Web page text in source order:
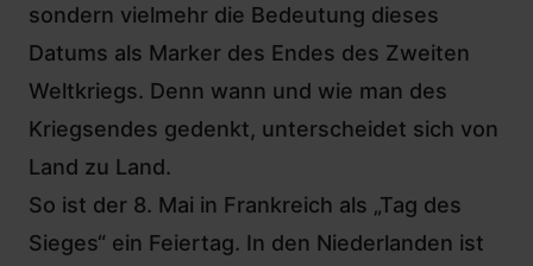
sondern vielmehr die Bedeutung dieses
Datums als Marker des Endes des Zweiten
Weltkriegs. Denn wann und wie man des
Kriegsendes gedenkt, unterscheidet sich von
Land zu Land.
So ist der 8. Mai in Frankreich als „Tag des
Sieges“ ein Feiertag. In den Niederlanden ist